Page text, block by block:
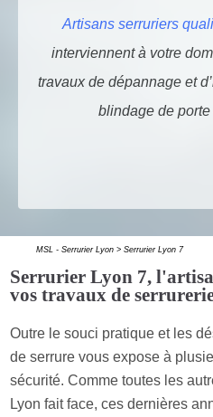
Artisans serruriers
interviennent à votre
travaux de dépannage et
blindage de
MSL - Serrurier Lyon > Serrurier Lyon 7
Serrurier Lyon 7,
vos travaux de
Outre le souci pratique et les
de serrure vous expose à
sécurité. Comme toutes les
Lyon fait face, ces dernières